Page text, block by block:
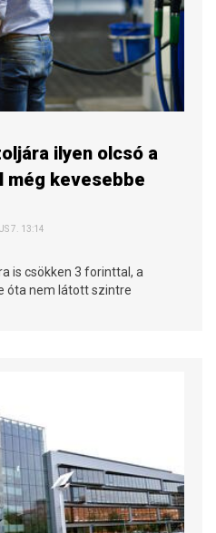
ilyen olcsó a
még kevesebbe
7. 13:14
is csökken 3 forinttal, a
óta nem látott szintre